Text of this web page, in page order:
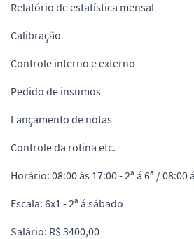
Relatório de estatística mensal
Calibração
Controle interno e externo
Pedido de insumos
Lançamento de notas
Controle da rotina etc.
Horário: 08:00 ás 17:00 - 2ª á 6ª / 08:00
Escala: 6x1 - 2ª á sábado
Salário: R$ 3400,00